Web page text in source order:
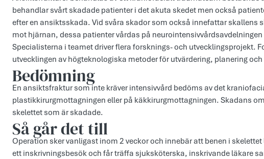
behandlar svårt skadade patienter i det akuta skedet men också
efter en ansiktsskada. Vid svåra skador som också innefattar skallens
mot hjärnan, dessa patienter vårdas på neurointensivvårdsavdelningen
Specialisterna i teamet driver flera forsknings- och utvecklingsprojekt.
utvecklingen av högteknologiska metoder för utvärdering, planering
Bedömning
En ansiktsfraktur som inte kräver intensivvård bedöms av det
plastikkirurgmottagningen eller på käkkirurgmottagningen. Skadans
skelettet som är skadade.
Så går det till
Operation sker vanligast inom 2 veckor och innebär att benen i
ett inskrivningsbesök och får träffa sjuksköterska, inskrivande läkare